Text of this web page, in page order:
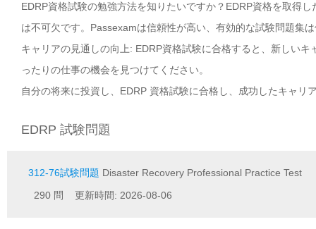
EDRP資格試験の勉強方法を知りたいですか？EDRP資格を取得
は不可欠です。Passexamは信頼性が高い、有効的な試験問題集
キャリアの見通しの向上: EDRP資格試験に合格すると、新しい
ったりの仕事の機会を見つけてください。
自分の将来に投資し、EDRP 資格試験に合格し、成功したキャリ
EDRP 試験問題
312-76試験問題 Disaster Recovery Professional Practice Test
290 問 更新時間: 2026-08-06